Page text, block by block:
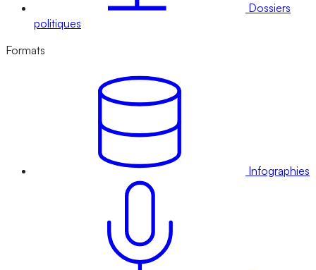
Dossiers
politiques
Formats
Infographies